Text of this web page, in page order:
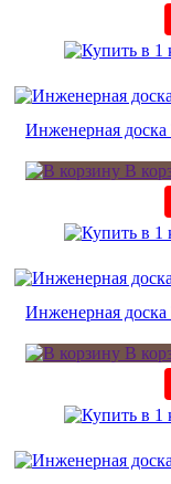
Инженерная доска
В
Инженерная доска
В